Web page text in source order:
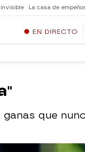
invisible La casa de
EN DIRECTO
que